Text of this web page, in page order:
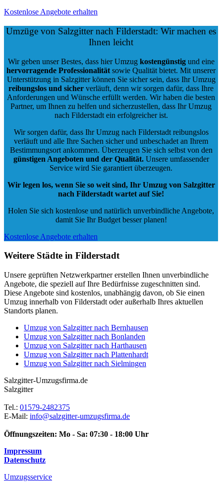
Kostenlose Angebote erhalten
Umzüge von Salzgitter nach Filderstadt: Wir machen es
Ihnen leicht
Wir geben unser Bestes, dass hier Umzug kostengünstigund eine
hervorragende Professionalität sowie Qualität bietet. Mit unserer
Unterstützung in Salzgitter können Sie sicher sein, dass Ihr Umzug
reibungslos und sicher verläuft, denn wir sorgen dafür, dass Ihre
Anforderungen und Wünsche erfüllt werden. Wir haben die besten
Partner, um Ihnen zu helfen und sicherzustellen, dass Ihr Umzug
nach Filderstadt ein erfolgreicher ist.
Wir sorgen dafür, dass Ihr Umzug nach Filderstadt reibungslos
verläuft und alle Ihre Sachen sicher und unbeschadet an Ihrem
Bestimmungsort ankommen. Überzeugen Sie sich selbst von den
günstigen Angeboten und der Qualität.Unsere umfassender
Service wird Sie garantiert überzeugen.
Wir legen los, wenn Sie so weit sind, Ihr Umzug von Salzgitter
nach Filderstadt wartet auf Sie!
Holen Sie sich kostenlose und natürlich unverbindliche Angebote,
damit Sie Ihr Budget besser planen!
Kostenlose Angebote erhalten
Weitere Städte in Filderstadt
Unsere geprüften Netzwerkpartner erstellen Ihnen unverbindliche
Angebote, die speziell auf Ihre Bedürfnisse zugeschnitten sind.
Diese Angebote sind kostenlos, unabhängig davon, ob Sie einen
Umzug innerhalb von Filderstadt oder außerhalb Ihres aktuellen
Standorts planen.
Umzug von Salzgitter nach Bernhausen
Umzug von Salzgitter nach Bonlanden
Umzug von Salzgitter nach Harthausen
Umzug von Salzgitter nach Plattenhardt
Umzug von Salzgitter nach Sielmingen
Salzgitter-Umzugsfirma.de
Salzgitter
Tel.: 01579-2482375
E-Mail: info@salzgitter-umzugsfirma.de
Öffnungszeiten: Mo - Sa: 07:30 - 18:00 Uhr
Impressum
Datenschutz
Umzugsservice